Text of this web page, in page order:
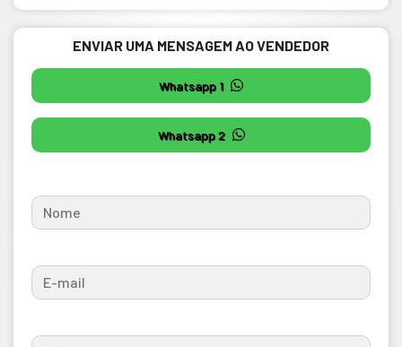
ENVIAR UMA MENSAGEM AO VENDEDOR
Whatsapp 1
Whatsapp 2